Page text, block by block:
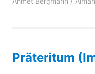
Präteritum